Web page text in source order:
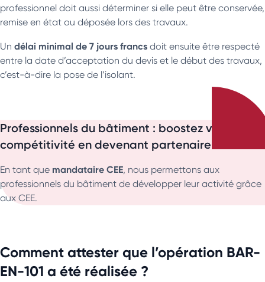
professionnel doit aussi déterminer si elle peut être conservée,
remise en état ou déposée lors des travaux.
Un délai minimal de 7 jours francs doit ensuite être respecté
entre la date d’acceptation du devis et le début des travaux,
c’est-à-dire la pose de l’isolant.
Professionnels du bâtiment : boostez votre
compétitivité en devenant partenaire CEE
En tant que mandataire CEE, nous permettons aux
professionnels du bâtiment de développer leur activité grâce
aux CEE.
Comment attester que l’opération BAR-
EN-101 a été réalisée ?